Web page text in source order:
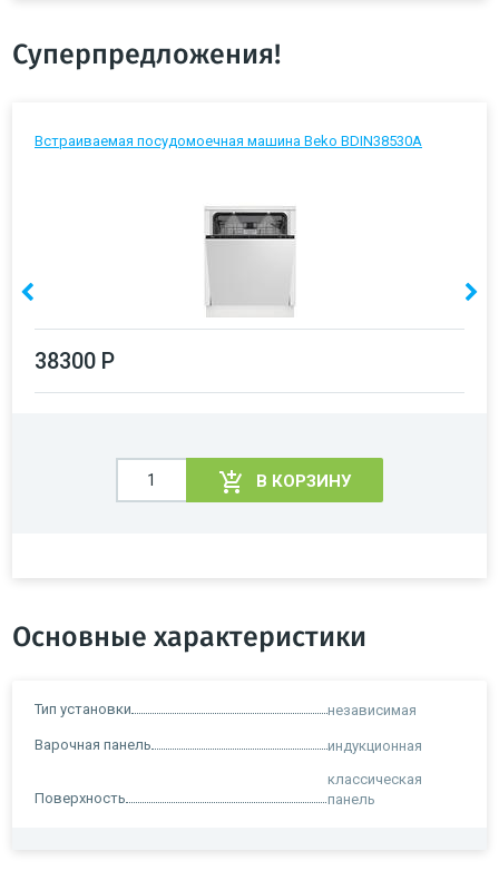
Суперпредложения!
Встраиваемая посудомоечная машина Beko BDIN38530A
38300 Р
В КОРЗИНУ
Основные характеристики
Тип установки независимая
Варочная панель индукционная
Поверхность
классическая
панель